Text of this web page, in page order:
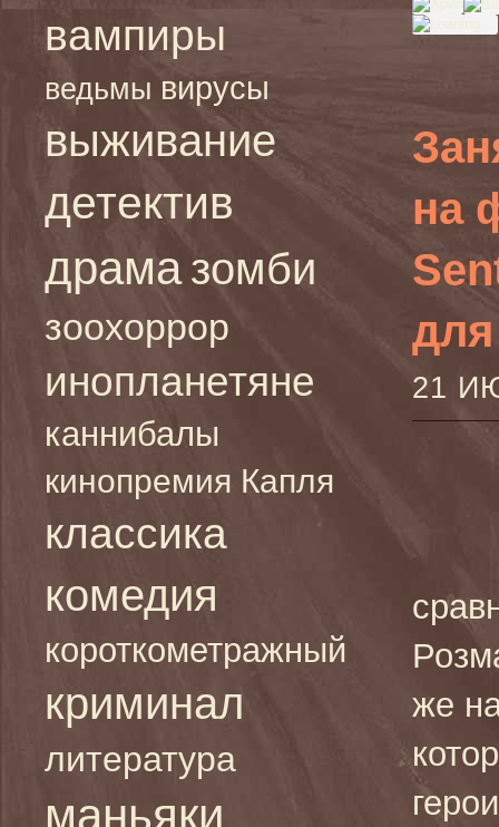
вампиры
ведьмы вирусы
выживание
детектив
драма зомби
зоохоррор
инопланетяне
каннибалы
кинопремия Капля
классика
комедия
короткометражный
криминал
литература
маньяки
на
21
же